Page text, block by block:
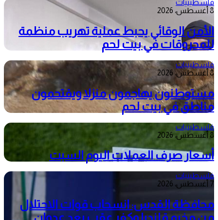
فلسطينيات
8 أغسطس، 2026
الأمن الوقائي يحبط عملية تهريب منظمة
للمحروقات في بيت لحم
فلسطينيات
8 أغسطس، 2026
مستوطنون يهاجمون منزلا ويقتحمون
مناطق في بيت لحم
فلسطينيات
8 أغسطس، 2026
أسعار صرف العملات اليوم السبت
فلسطينيات
7 أغسطس، 2026
محافظة القدس: انسحاب قوات الاحتلال